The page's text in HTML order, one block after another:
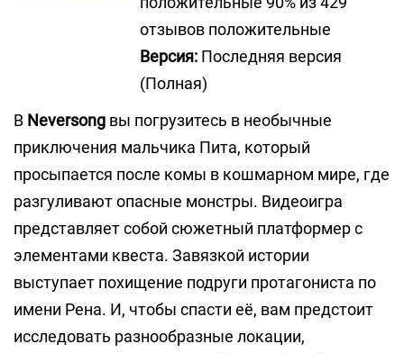
отзывов положительные
Версия: Последняя версия
(Полная)
В Neversong вы погрузитесь в необычные
приключения мальчика Пита, который
просыпается после комы в кошмарном мире, где
разгуливают опасные монстры. Видеоигра
представляет собой сюжетный платформер с
элементами квеста. Завязкой истории
выступает похищение подруги протагониста по
имени Рена. И, чтобы спасти её, вам предстоит
исследовать разнообразные локации,